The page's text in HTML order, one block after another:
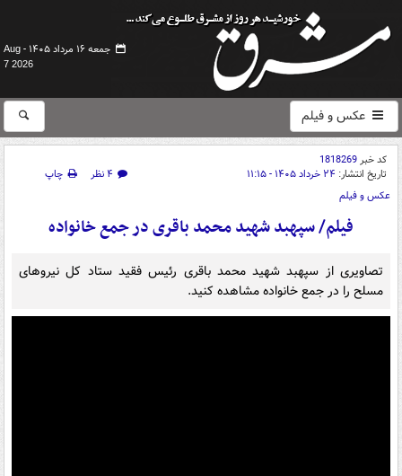
جمعه ۱۶ مرداد ۱۴۰۵ -
Aug
7 2026
عکس و فیلم
کد خبر1818269
تاریخ انتشار: ۲۴ خرداد ۱۴۰۵ - ۱۱:۱۵ ۴ نظر
چاپ
عکس و فیلم
فیلم/ سپهبد شهید محمد باقری در جمع خانواده
تصاویری از سپهبد شهید محمد باقری رئیس فقید ستاد کل نیروهای
مسلح را در جمع خانواده مشاهده کنید.